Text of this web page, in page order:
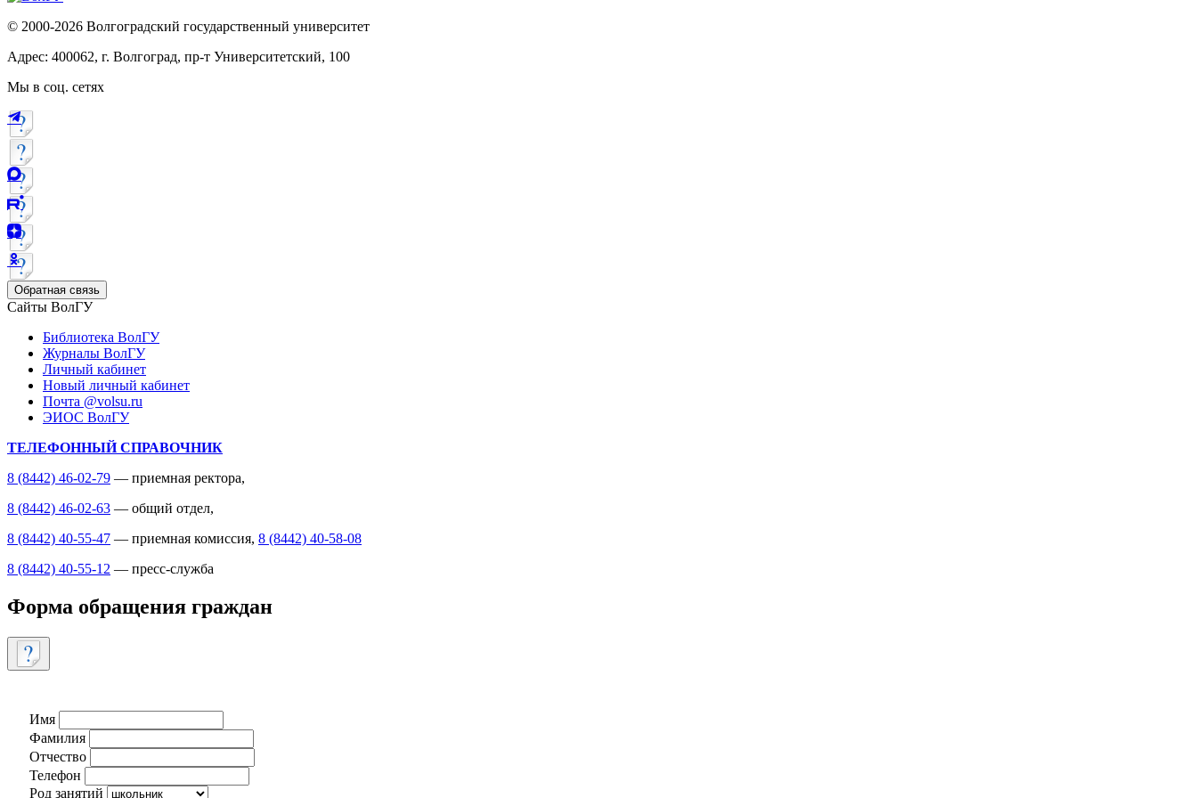
© 2000-2026 Волгоградский государственный университет
Адрес: 400062, г. Волгоград, пр-т Университетский, 100
Мы в соц. сетях
Обратная связь
Сайты ВолГУ
Библиотека ВолГУ
Журналы ВолГУ
Личный кабинет
Новый личный кабинет
Почта @volsu.ru
ЭИОС ВолГУ
ТЕЛЕФОННЫЙ СПРАВОЧНИК
8 (8442) 46-02-79 — приемная ректора,
8 (8442) 46-02-63 — общий отдел,
8 (8442) 40-55-47 — приемная комиссия, 8 (8442) 40-58-08
8 (8442) 40-55-12 — пресс-служба
Форма обращения граждан
Имя
Фамилия
Отчество
Телефон
Род занятий